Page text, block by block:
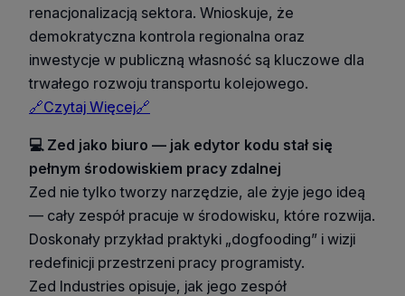
renacjonalizacją sektora. Wnioskuje, że
demokratyczna kontrola regionalna oraz
inwestycje w publiczną własność są kluczowe dla
trwałego rozwoju transportu kolejowego.
🔗Czytaj Więcej🔗
💻 Zed jako biuro — jak edytor kodu stał się
pełnym środowiskiem pracy zdalnej
Zed nie tylko tworzy narzędzie, ale żyje jego ideą
— cały zespół pracuje w środowisku, które rozwija.
Doskonały przykład praktyki „dogfooding” i wizji
redefinicji przestrzeni pracy programisty.
Zed Industries opisuje, jak jego zespół